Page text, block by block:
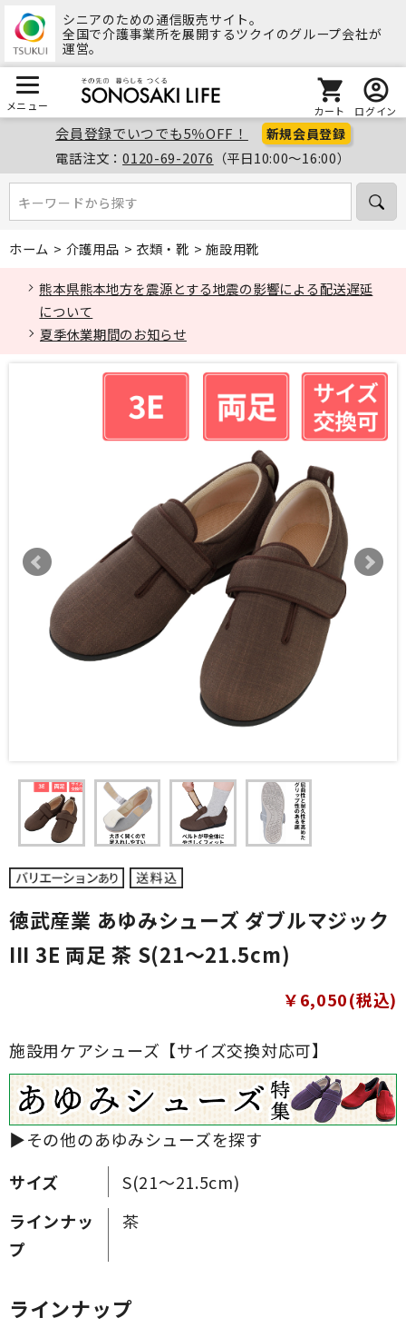
シニアのための通信販売サイト。
全国で介護事業所を展開するツクイのグループ会社が
運営。
メニュー カート ログイン
会員登録でいつでも5％OFF！ 新規会員登録
電話注文：0120-69-2076 （平日10:00～16:00）
キーワードから探す
キーワードから探す
ホーム > 介護用品 > 衣類・靴 >施設用靴
熊本県熊本地方を震源とする地震の影響による配送遅延
について
夏季休業期間のお知らせ
徳武産業 あゆみシューズ ダブルマジック
III 3E 両足 茶 S(21～21.5cm)
施設用ケアシューズ【サイズ交換対応可】
￥6,050(税込)
サイズ
S(21～21.5cm)
ラインナッ
プ
茶
ラインナップ
▶その他のあゆみシューズを探す